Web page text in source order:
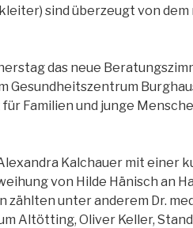
sind überzeugt von dem
das neue
Gesundheitszentrum
Familien und junge
Kalchauer mit einer
von Hilde Hänisch an
zählten unter anderem Dr.
Altötting, Oliver Keller,